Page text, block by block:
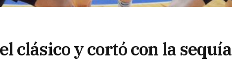
clásico y cortó con la sequía